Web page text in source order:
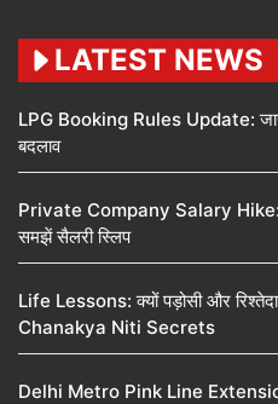
LATEST NEWS
LPG Booking Rules Update:
बदलाव
Private Company Salary Hike:
समझें सैलरी स्लिप
Life Lessons: क्यों पड़ोसी और
Chanakya Niti Secrets
Delhi Metro Pink Line Extension: